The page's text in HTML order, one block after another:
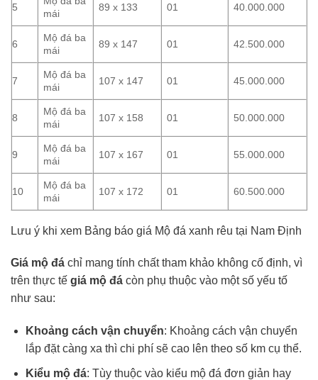
5
mái
89 x 133 01 40.000.000
6
Mộ đá ba
mái
89 x 147 01 42.500.000
7
Mộ đá ba
mái
107 x 147 01 45.000.000
8
Mộ đá ba
mái
107 x 158 01 50.000.000
9
Mộ đá ba
mái
107 x 167 01 55.000.000
10
Mộ đá ba
mái
107 x 172 01 60.500.000
Lưu ý khi xem Bảng báo giá Mộ đá xanh rêu tại Nam Định
Giá mộ đá chỉ mang tính chất tham khảo không cố định, vì
trên thực tế giá mộ đá còn phụ thuộc vào một số yếu tố
như sau:
Khoảng cách vận chuyển: Khoảng cách vận chuyển
lắp đặt càng xa thì chi phí sẽ cao lên theo số km cụ thể.
Kiểu mộ đá: Tùy thuộc vào kiểu mộ đá đơn giản hay